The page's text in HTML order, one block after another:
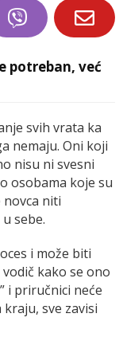
potreban, već
svih vrata ka
nemaju. Oni koji
nisu ni svesni
osobama koje su
niti
sebe.
i može biti
kako se ono
i priručnici neće
sve zavisi